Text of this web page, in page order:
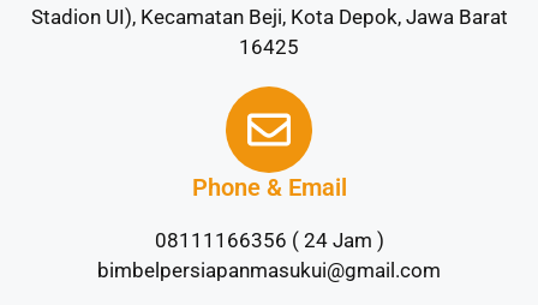
Stadion UI), Kecamatan Beji, Kota Depok, Jawa Barat
16425
Phone & Email
08111166356 ( 24 Jam )
bimbelpersiapanmasukui@gmail.com